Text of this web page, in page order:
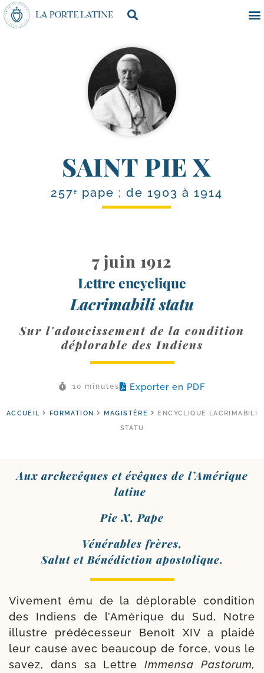
SAINT PIE X
257ᵉ pape ; de 1903 à 1914
7 juin 1912
Lettre encyclique
Lacrimabili statu
Sur l'adoucissement de la condition
déplorable des Indiens
10 minutes Exporter en PDF
ACCUEIL FORMATION MAGISTÈRE
ENCYCLIQUE LACRIMABILI
STATU
Aux arche­vêques et évêques de l’Amérique
latine
Pie X, Pape
Vénérables frères,
Salut et Bénédiction apostolique.
Vivement ému de la déplo­rable condi­tion
des Indiens de l’Amérique du Sud, Notre
illustre pré­dé­ces­seur Benoît XIV a plai­dé
leur cause avec beau­coup de force, vous le
savez, dans sa LettreImmensa
Pastorum,